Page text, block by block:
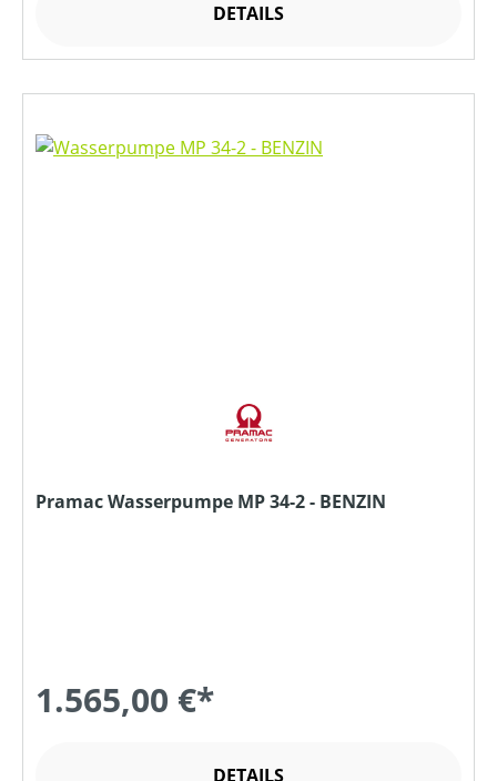
DETAILS
Pramac Wasserpumpe MP 34-2 - BENZIN
1.565,00 €*
DETAILS